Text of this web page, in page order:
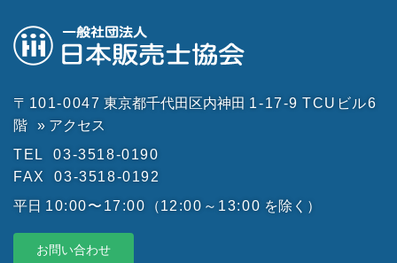
〒101-0047 東京都千代田区内神田 1-17-9 TCUビル6
階
» アクセス
TEL
03-3518-0190
FAX
03-3518-0192
平日 10:00〜17:00 （12:00～13:00 を除く）
お問い合わせ